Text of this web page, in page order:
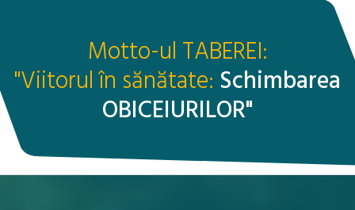
Motto-ul TABEREI:
"Viitorul în sănătate: Schimbarea
OBICEIURILOR"